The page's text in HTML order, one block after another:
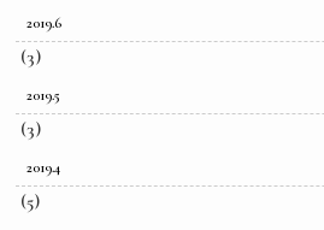
2019.6
(3)
2019.5
(3)
2019.4
(5)